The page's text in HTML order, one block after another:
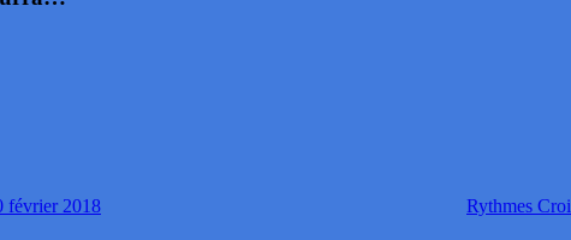
février 2018 Rythmes